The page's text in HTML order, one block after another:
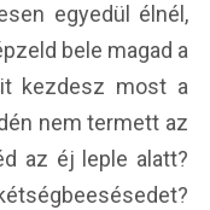
egyedül élnél,
bele magad a
kezdesz most a
nem termett az
az éj leple alatt?